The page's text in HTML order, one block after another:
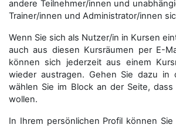
andere Teilnehmer/innen und
Trainer/innen und Administrator/innen
Wenn Sie sich als Nutzer/in in Kursen
auch aus diesen Kursräumen per E-
können sich jederzeit aus einem
wieder austragen. Gehen Sie dazu in
wählen Sie im Block an der Seite,
wollen.
In Ihrem persönlichen Profil können